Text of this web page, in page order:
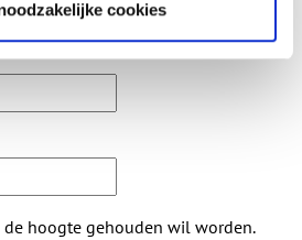
cookies
hoogte gehouden wil worden.